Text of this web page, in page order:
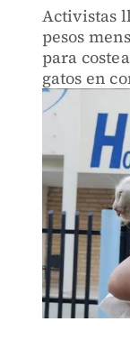
Activistas
pesos
para
gatos en
respuesta
de la